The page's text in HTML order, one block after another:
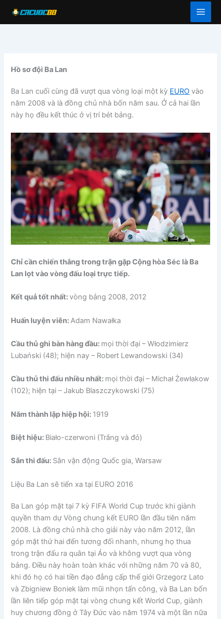
Hồ sơ đội Ba Lan
Ba Lan cuối cùng đã vượt qua vòng loại một kỳ EURO vào
năm 2008 và là đồng chủ nhà bốn năm sau. Ở cả hai lần
này họ đều kết thúc ở vị trí bét bảng.
Chỉ cần chiến thắng trong trận gặp Cộng hòa Séc là Ba
Lan lọt vào vòng đấu loại trực tiếp.
Kết quả tốt nhất:vòng bảng 2008, 2012
Huấn luyện viên: Adam Nawałka
Cầu thủ ghi bàn hàng đầu: mọi thời đại – Włodzimierz
Lubański (48); hiện nay – Robert Lewandowski (34)
Cầu thủ thi đấu nhiều nhất: mọi thời đại – Michał Żewłakow
(102); hiện tại – Jakub Blaszczykowski (75)
Năm thành lập hiệp hội: 1919
Biệt hiệu: Biało-czerwoni (Trắng và đỏ)
Sân thi đấu: Sân vận động Quốc gia, Warsaw
Liệu Ba Lan sẽ tiến xa tại EURO 2016
Ba Lan góp mặt tại 7 kỳ FIFA World Cup trước khi giành
quyền tham dự Vòng chung kết EURO lần đầu tiên năm
2008. Là đồng chủ nhà cho giải này vào năm 2012, lần
góp mặt thứ hai đến tương đối nhanh, nhưng họ thua
trong trận đấu ra quân tại Áo và không vượt qua vòng
bảng. Điều này hoàn toàn khác với những năm 70 và 80,
khi đó họ có hai tiền đạo đẳng cấp thế giới Grzegorz Lato
và Zbigniew Boniek làm mũi nhọn tấn công, và Ba Lan bốn
lần liên tiếp góp mặt tại vòng chung kết World Cup, giành
huy chương đồng ở Tây Đức vào năm 1974 và một lần nữa